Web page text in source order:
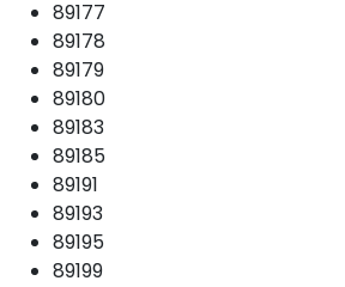
89177
89178
89179
89180
89183
89185
89191
89193
89195
89199